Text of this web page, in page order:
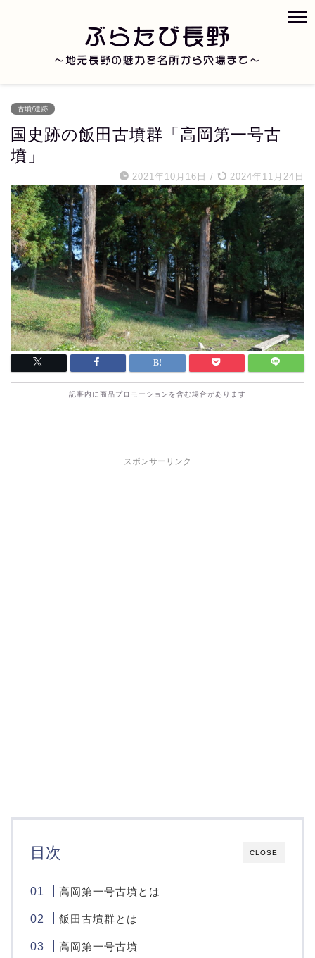
古墳/遺跡
国史跡の飯田古墳群「高岡第一号古
墳」
2021年10月16日 / 2024年11月24日
記事内に商品プロモーションを含む場合があります
スポンサーリンク
CLOSE
目次
高岡第一号古墳とは
飯田古墳群とは
高岡第一号古墳